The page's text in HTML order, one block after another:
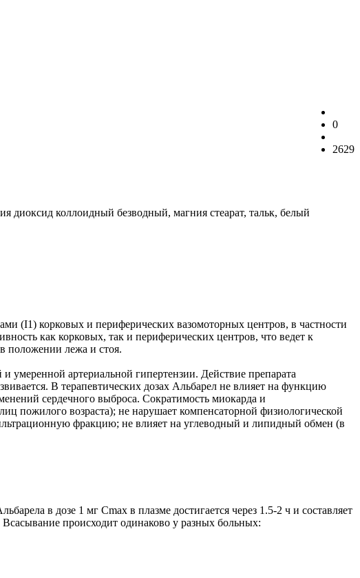
0
2629
диоксид коллоидный безводный, магния стеарат, тальк, белый
(I1) корковых и периферических вазомоторных центров, в частности
как корковых, так и периферических центров, что ведет к
положении лежа и стоя.
умеренной артериальной гипертензии. Действие препарата
В терапевтических дозах Альбарел не влияет на функцию
сердечного выброса. Сократимость миокарда и
пожилого возраста); не нарушает компенсаторной физиологической
фракцию; не влияет на углеводный и липидный обмен (в
в дозе 1 мг Cmax в плазме достигается через 1.5-2 ч и составляет
происходит одинаково у разных больных: